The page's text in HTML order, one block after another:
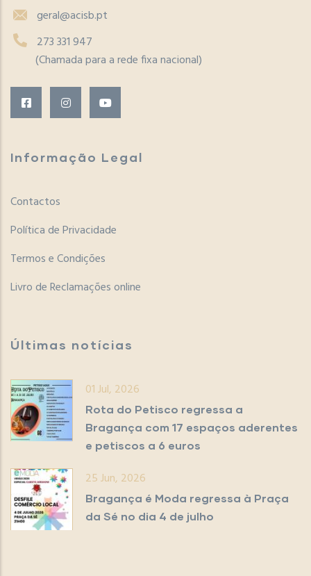
geral@acisb.pt
273 331 947
(Chamada para a rede fixa nacional)
Informação Legal
Contactos
Política de Privacidade
Termos e Condições
Livro de Reclamações online
Últimas notícias
01 Jul, 2026
Rota do Petisco regressa a
Bragança com 17 espaços aderentes
e petiscos a 6 euros
25 Jun, 2026
Bragança é Moda regressa à Praça
da Sé no dia 4 de julho